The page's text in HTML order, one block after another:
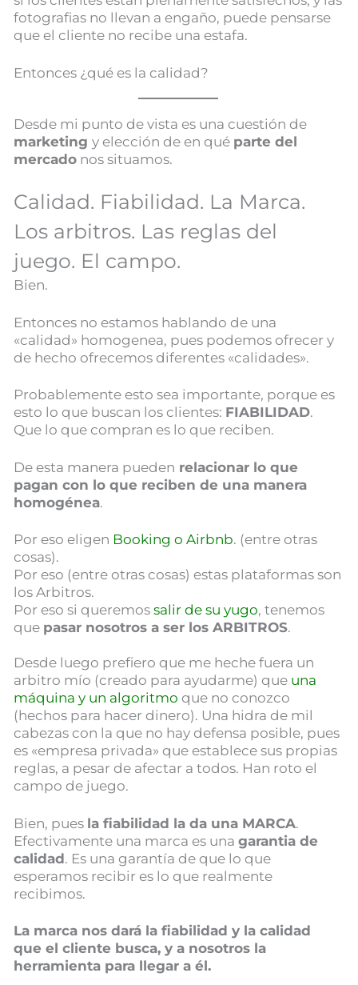
fotografias no llevan a engaño, puede pensarse
que el cliente no recibe una estafa.
Entonces ¿qué es la calidad?
Desde mi punto de vista es una cuestión de
marketing y elección de en qué parte del
mercado nos situamos.
Calidad. Fiabilidad. La Marca.
Los arbitros. Las reglas del
juego. El campo.
Bien.
Entonces no estamos hablando de una
«calidad» homogenea, pues podemos ofrecer y
de hecho ofrecemos diferentes «calidades».
Probablemente esto sea importante, porque es
esto lo que buscan los clientes: FIABILIDAD.
Que lo que compran es lo que reciben.
De esta manera pueden relacionar lo que
pagan con lo que reciben de una manera
homogénea.
Por eso eligen Booking o Airbnb. (entre otras
cosas).
Por eso (entre otras cosas) estas plataformas son
los Arbitros.
Por eso si queremos salir de su yugo, tenemos
que pasar nosotros a ser los ARBITROS.
Desde luego prefiero que me heche fuera un
arbitro mío (creado para ayudarme) que una
máquina y un algoritmo que no conozco
(hechos para hacer dinero). Una hidra de mil
cabezas con la que no hay defensa posible, pues
es «empresa privada» que establece sus propias
reglas, a pesar de afectar a todos. Han roto el
campo de juego.
Bien, pues la fiabilidad la da una MARCA.
Efectivamente una marca es una garantia de
calidad. Es una garantía de que lo que
esperamos recibir es lo que realmente
recibimos.
La marca nos dará la fiabilidad y la calidad
que el cliente busca, y a nosotros la
herramienta para llegar a él.